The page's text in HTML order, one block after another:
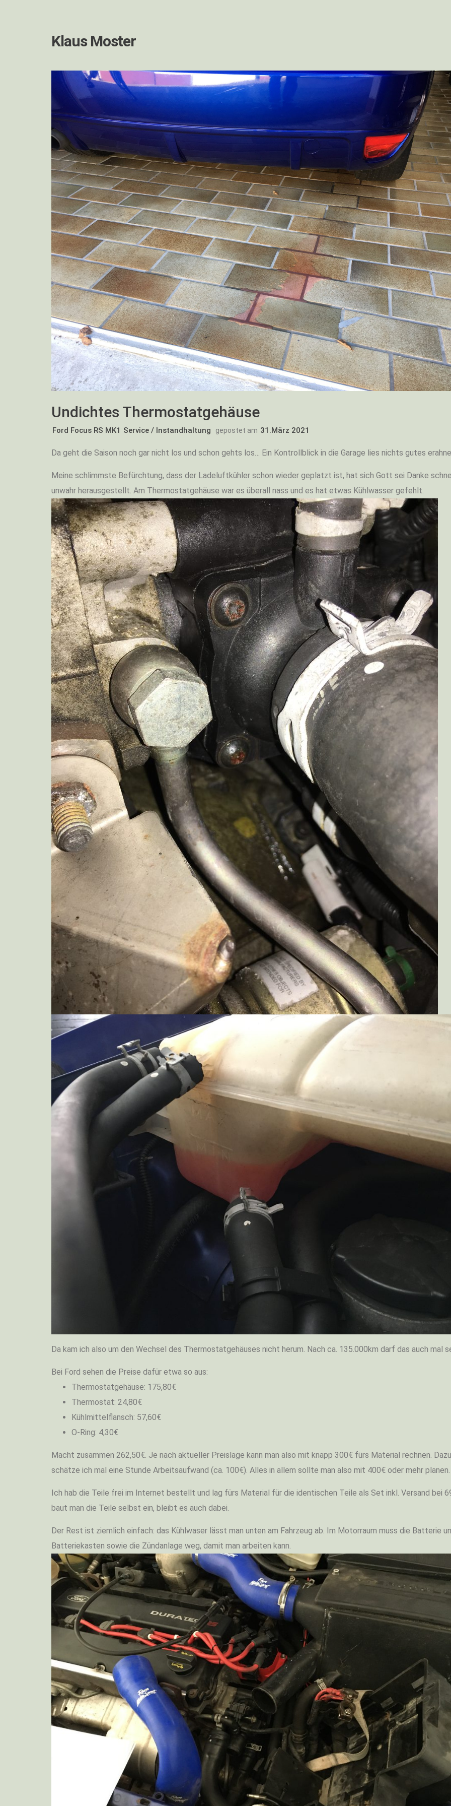
Klaus Moster
Undichtes Thermostatgehäuse
Ford Focus RS MK1 Service / Instandhaltung gepostet am 31.März 2021
Da geht die Saison noch gar nicht los und schon gehts los… Ein Kontrollblick in die Garage lies nichts gutes
Meine schlimmste Befürchtung, dass der Ladeluftkühler schon wieder geplatzt ist, hat sich Gott sei Danke
unwahr herausgestellt. Am Thermostatgehäuse war es überall nass und es hat etwas Kühlwasser gefehlt.
Da kam ich also um den Wechsel des Thermostatgehäuses nicht herum. Nach ca. 135.000km darf das auch mal
Bei Ford sehen die Preise dafür etwa so aus:
Thermostatgehäuse: 175,80€
Thermostat: 24,80€
Kühlmittelflansch: 57,60€
O-Ring: 4,30€
Macht zusammen 262,50€. Je nach aktueller Preislage kann man also mit knapp 300€ fürs Material rechnen. Dazu
schätze ich mal eine Stunde Arbeitsaufwand (ca. 100€). Alles in allem sollte man also mit 400€ oder mehr planen.
Ich hab die Teile frei im Internet bestellt und lag fürs Material für die identischen Teile als Set inkl. Versand bei
baut man die Teile selbst ein, bleibt es auch dabei.
Der Rest ist ziemlich einfach: das Kühlwaser lässt man unten am Fahrzeug ab. Im Motorraum muss die Batterie
Batteriekasten sowie die Zündanlage weg, damit man arbeiten kann.